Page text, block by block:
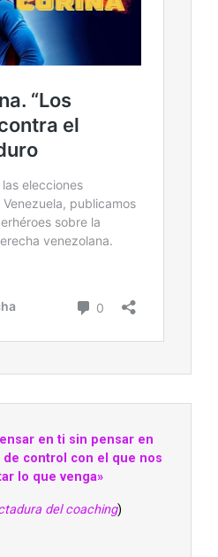
en ti sin pensar en
control con el que nos
lo que venga»
del coaching)